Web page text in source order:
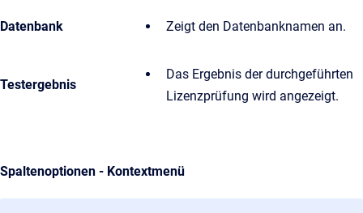
Datenbank Zeigt den Datenbanknamen an.
Testergebnis
Das Ergebnis der durchgeführten
Lizenzprüfung wird angezeigt.
Spaltenoptionen - Kontextmenü